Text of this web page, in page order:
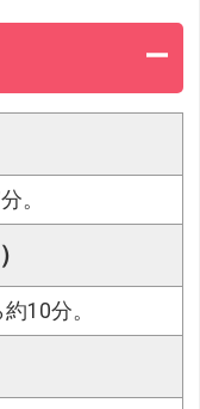
。
10分。